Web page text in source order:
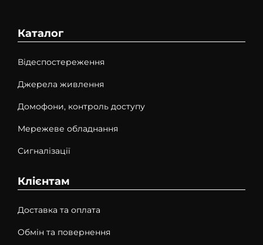
Каталог
Відеспостереження
Джерела живлення
Домофони, контроль доступу
Мережеве обладнання
Сигналізації
Клієнтам
Доставка та оплата
Обмін та повернення